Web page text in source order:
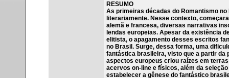
RESUMO
As primeiras décadas do Romantismo
literariamente. Nesse contexto,
alemã e francesa, diversas narrativas
lendas europeias. Apesar da existência
elitista, o apagamento desses escritos
no Brasil. Surge, dessa forma, uma
fantástica brasileira, visto que a partir da
aspectos europeus criou raízes em
acervos on-line e físicos, além da
estabelecer a gênese do fantástico